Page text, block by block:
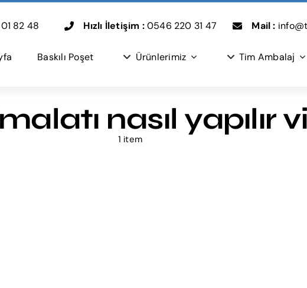
82 48 Hızlı İletişim :0546 220 31 47 Mail :
Baskılı Poşet Ürünlerimiz Tim Ambalaj
nasıl yapılır
1 item